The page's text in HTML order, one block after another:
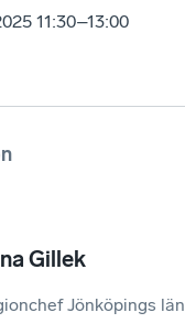
11:30–13:00
Gillek
Jönköpings län